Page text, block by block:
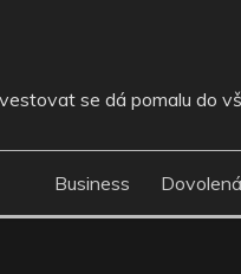
se dá pomalu do
Business Dovolená